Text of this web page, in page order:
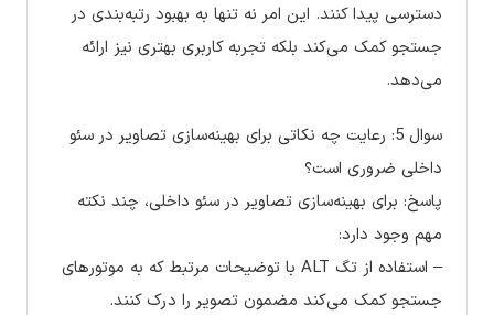
دسترسی پیدا کنند. این امر نه تنها به بهبود رتبه‌بندی در
جستجو کمک می‌کند بلکه تجربه کاربری بهتری نیز ارائه
می‌دهد.
سوال 5: رعایت چه نکاتی برای بهینه‌سازی تصاویر در سئو
داخلی ضروری است؟
پاسخ: برای بهینه‌سازی تصاویر در سئو داخلی، چند نکته
مهم وجود دارد:
– استفاده از تگ ALT با توضیحات مرتبط که به موتورهای
جستجو کمک می‌کند مضمون تصویر را درک کنند.